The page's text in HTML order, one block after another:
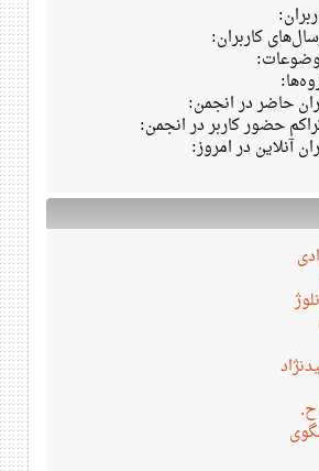
کاربران:
حاضر در انجمن:
حضور کاربر در انجمن:
آنلاین در امروز: